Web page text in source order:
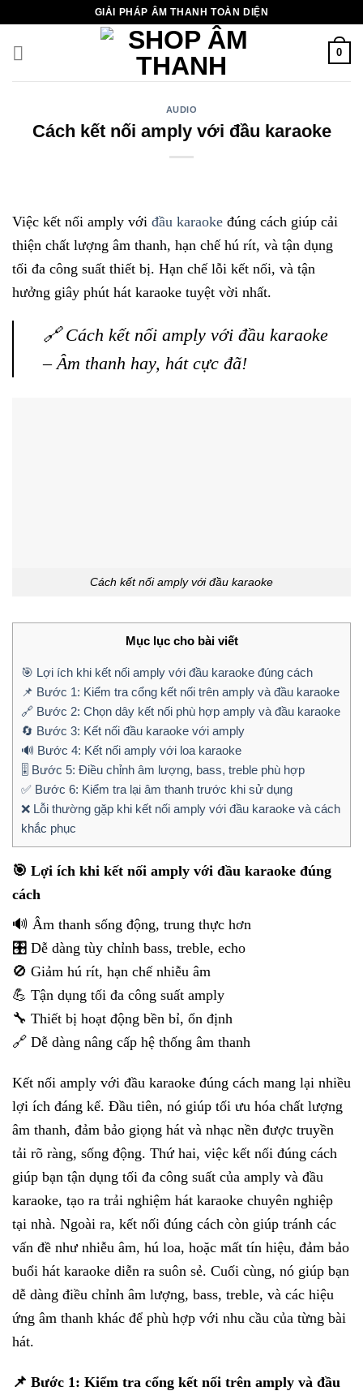
nội
GIẢI PHÁP ÂM THANH TOÀN DIỆN
0
AUDIO
Cách kết nối amply với đầu karaoke
Việc kết nối amply với đầu karaoke đúng cách giúp cải
thiện chất lượng âm thanh, hạn chế hú rít, và tận dụng
tối đa công suất thiết bị. Hạn chế lỗi kết nối, và tận
hưởng giây phút hát karaoke tuyệt vời nhất.
🔗 Cách kết nối amply với đầu karaoke
– Âm thanh hay, hát cực đã!
Cách kết nối amply với đầu karaoke
Mục lục cho bài viết
🎯 Lợi ích khi kết nối amply với đầu karaoke đúng cách
📌 Bước 1: Kiểm tra cổng kết nối trên amply và đầu karaoke
🔗 Bước 2: Chọn dây kết nối phù hợp amply và đầu karaoke
🔄 Bước 3: Kết nối đầu karaoke với amply
🔊 Bước 4: Kết nối amply với loa karaoke
🎚️ Bước 5: Điều chỉnh âm lượng, bass, treble phù hợp
✅ Bước 6: Kiểm tra lại âm thanh trước khi sử dụng
❌ Lỗi thường gặp khi kết nối amply với đầu karaoke và cách
khắc phục
🎯 Lợi ích khi kết nối amply với đầu karaoke đúng
cách
🔊 Âm thanh sống động, trung thực hơn
🎛️ Dễ dàng tùy chỉnh bass, treble, echo
🚫 Giảm hú rít, hạn chế nhiễu âm
💪 Tận dụng tối đa công suất amply
🔧 Thiết bị hoạt động bền bỉ, ổn định
🔗 Dễ dàng nâng cấp hệ thống âm thanh
Kết nối amply với đầu karaoke đúng cách mang lại nhiều
lợi ích đáng kể. Đầu tiên, nó giúp tối ưu hóa chất lượng
âm thanh, đảm bảo giọng hát và nhạc nền được truyền
tải rõ ràng, sống động. Thứ hai, việc kết nối đúng cách
giúp bạn tận dụng tối đa công suất của amply và đầu
karaoke, tạo ra trải nghiệm hát karaoke chuyên nghiệp
tại nhà. Ngoài ra, kết nối đúng cách còn giúp tránh các
vấn đề như nhiễu âm, hú loa, hoặc mất tín hiệu, đảm bảo
buổi hát karaoke diễn ra suôn sẻ. Cuối cùng, nó giúp bạn
dễ dàng điều chỉnh âm lượng, bass, treble, và các hiệu
ứng âm thanh khác để phù hợp với nhu cầu của từng bài
hát.
📌 Bước 1: Kiểm tra cổng kết nối trên amply và đầu